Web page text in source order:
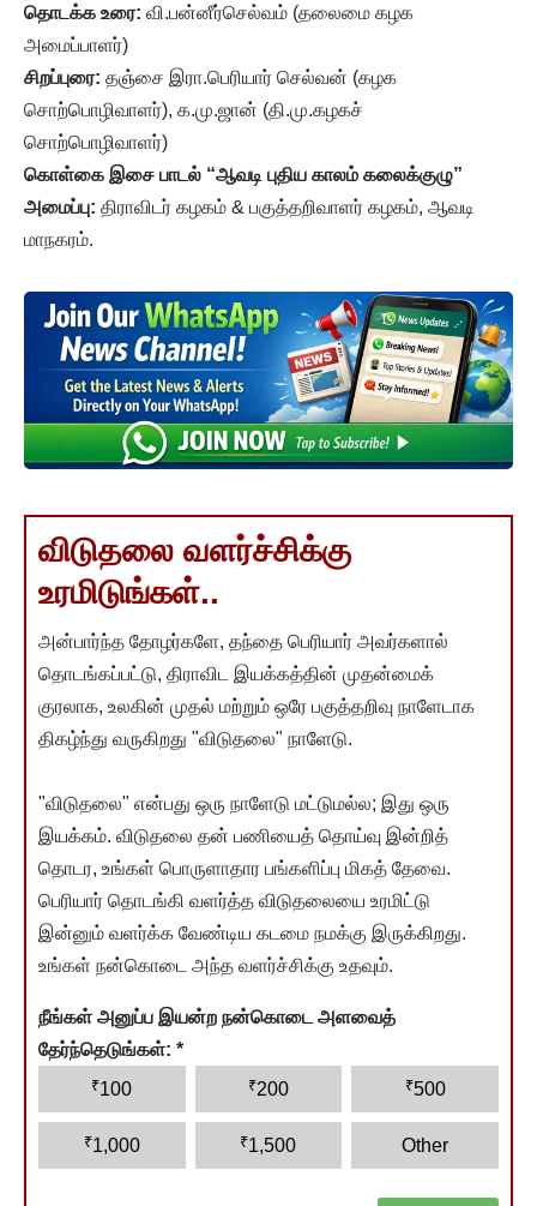
தொடக்க உரை: வி.பன்னீர்செல்வம் (தலைமை கழக
அமைப்பாளர்)
சிறப்புரை: தஞ்சை இரா.பெரியார் செல்வன் (கழக
சொற்பொழிவாளர்), க.மு.ஜான் (தி.மு.கழகச்
சொற்பொழிவாளர்)
கொள்கை இசை பாடல் “ஆவடி புதிய காலம் கலைக்குழு”
அமைப்பு: திராவிடர் கழகம் & பகுத்தறிவாளர் கழகம், ஆவடி
மாநகரம்.
விடுதலை வளர்ச்சிக்கு
உரமிடுங்கள்..
அன்பார்ந்த தோழர்களே, தந்தை பெரியார் அவர்களால்
தொடங்கப்பட்டு, திராவிட இயக்கத்தின் முதன்மைக்
குரலாக, உலகின் முதல் மற்றும் ஒரே பகுத்தறிவு நாளேடாக
திகழ்ந்து வருகிறது "விடுதலை" நாளேடு.
"விடுதலை" என்பது ஒரு நாளேடு மட்டுமல்ல; இது ஒரு
இயக்கம். விடுதலை தன் பணியைத் தொய்வு இன்றித்
தொடர, உங்கள் பொருளாதார பங்களிப்பு மிகத் தேவை.
பெரியார் தொடங்கி வளர்த்த விடுதலையை உரமிட்டு
இன்னும் வளர்க்க வேண்டிய கடமை நமக்கு இருக்கிறது.
உங்கள் நன்கொடை அந்த வளர்ச்சிக்கு உதவும்.
நீங்கள் அனுப்ப இயன்ற நன்கொடை அளவைத்
தேர்ந்தெடுங்கள்: *
₹100 ₹200 ₹500
₹1,000 ₹1,500 Other